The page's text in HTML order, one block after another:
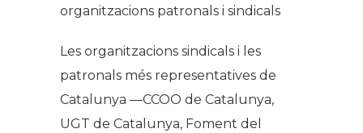
organitzacions patronals i sindicals
Les organitzacions sindicals i les
patronals més representatives de
Catalunya —CCOO de Catalunya,
UGT de Catalunya, Foment del